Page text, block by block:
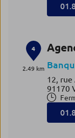
4
2.49 km
12, rue
91170